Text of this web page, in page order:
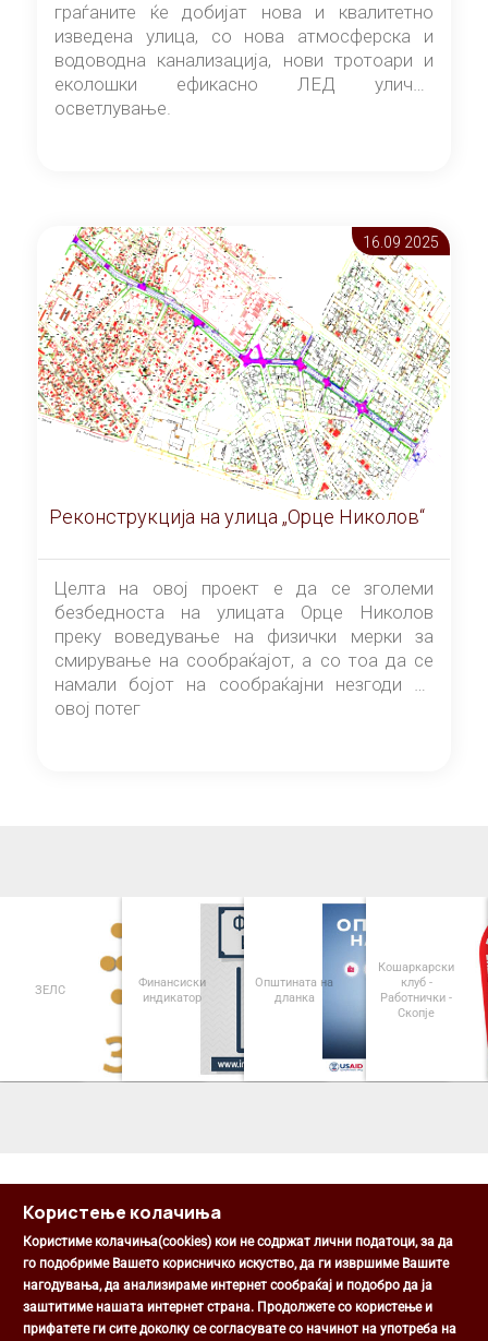
граѓаните ќе добијат нова и квалитетно
изведена улица, со нова атмосферска и
водоводна канализација, нови тротоари и
еколошки ефикасно ЛЕД улично
осветлување.
16.09 2025
Реконструкција на улица „Орце Николов“
Целта на овој проект е да се зголеми
безбедноста на улицата Орце Николов
преку воведување на физички мерки за
смирување на сообраќајот, а со тоа да се
намали бојот на сообраќајни незгоди на
овој потег
ЗЕЛС
Финансиски
индикатор
Општината на
дланка
Кошаркарски
клуб -
Работнички -
Скопје
Општина Центар
Михаил Цоков бр. 1, Скопје
Користење колачиња
Користиме колачиња(cookies) кои не содржат лични податоци, за да
го подобриме Вашето корисничко искуство, да ги извршиме Вашите
нагодувања, да анализираме интернет сообраќај и подобро да ја
заштитиме нашата интернет страна. Продолжете со користење и
прифатете ги сите доколку се согласувате со начинот на употреба на